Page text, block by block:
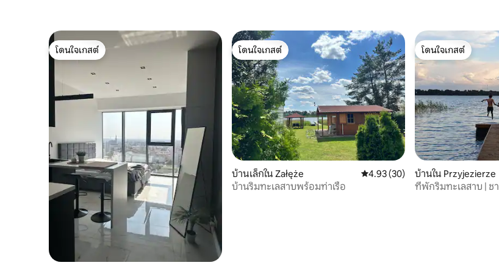
โดนใจเกสต์
โดนใจเกสต์
โดนใจเกสต์
โดนใจเกสต์
บ้านเล็กใน Załęże คะแนนเฉลี่ย 4.93 จาก 5, 30 รีวิว
4.93 (30)
บ้านริมทะเลสาบพร้อมท่าเรือ
โดนใจเกสต์
โดนใจเกสต์
บ้านใน Przyjezierze
ที่พักริมทะเลสาบ | ช